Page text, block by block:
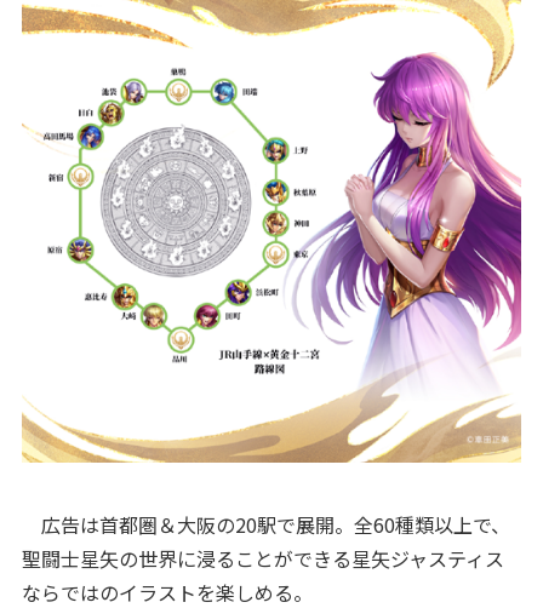
広告は首都圏＆大阪の20駅で展開。全60種類以上で、
聖闘士星矢の世界に浸ることができる星矢ジャスティス
ならではのイラストを楽しめる。